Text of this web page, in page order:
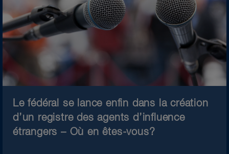
Le fédéral se lance enfin dans la création
d’un registre des agents d’influence
étrangers – Où en êtes-vous?